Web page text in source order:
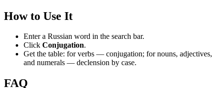
How to Use It
Enter a Russian word in the search bar.
Click Conjugation.
Get the table: for verbs — conjugation; for nouns, adjectives,
and numerals — declension by case.
FAQ